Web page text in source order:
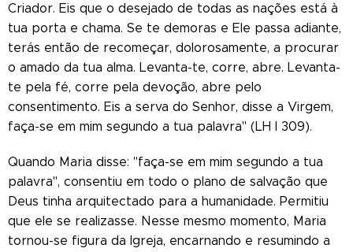
Criador. Eis que o desejado de todas as nações está à
tua porta e chama. Se te demoras e Ele passa adiante,
terás então de recomeçar, dolorosamente, a procurar
o amado da tua alma. Levanta-te, corre, abre. Levanta-
te pela fé, corre pela devoção, abre pelo
consentimento. Eis a serva do Senhor, disse a Virgem,
faça-se em mim segundo a tua palavra" (LH I 309).
Quando Maria disse: "faça-se em mim segundo a tua
palavra", consentiu em todo o plano de salvação que
Deus tinha arquitectado para a humanidade. Permitiu
que ele se realizasse. Nesse mesmo momento, Maria
tornou-se figura da Igreja, encarnando e resumindo a